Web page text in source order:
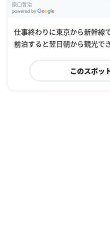
原口哲治
仕事終わりに東京から新幹線で
前泊すると翌日朝から観光で
このスポッ